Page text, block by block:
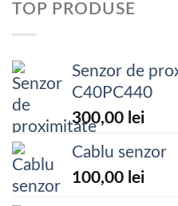
TOP PRODUSE
Senzor de
C40PC440
300,00 lei
Cablu senzor
100,00 lei